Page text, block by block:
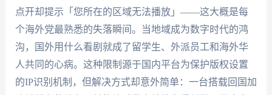
点开却提示「您所在的区域无法播放」——这大概是每
个海外党最熟悉的失落瞬间。当地域成为数字时代的鸿
沟，国外用什么看剧就成了留学生、外派员工和海外华
人共同的心病。这种限制源于国内平台为保护版权设置
的IP识别机制，但解决方式却意外简单：一台搭载回国加